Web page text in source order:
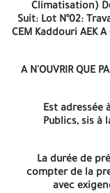
portant selon le
Offre technique»
intérieures devront
2emeavis Appel
Climatisation) De La
: Travaux
A N'OUVRIR QUE
Climatisation)
Suit: Lot N°02:
CEM Kaddouri AEK
A N'OUVRIR QUE
Est adressée
Publics, sis à
La durée de
compter de la
avec